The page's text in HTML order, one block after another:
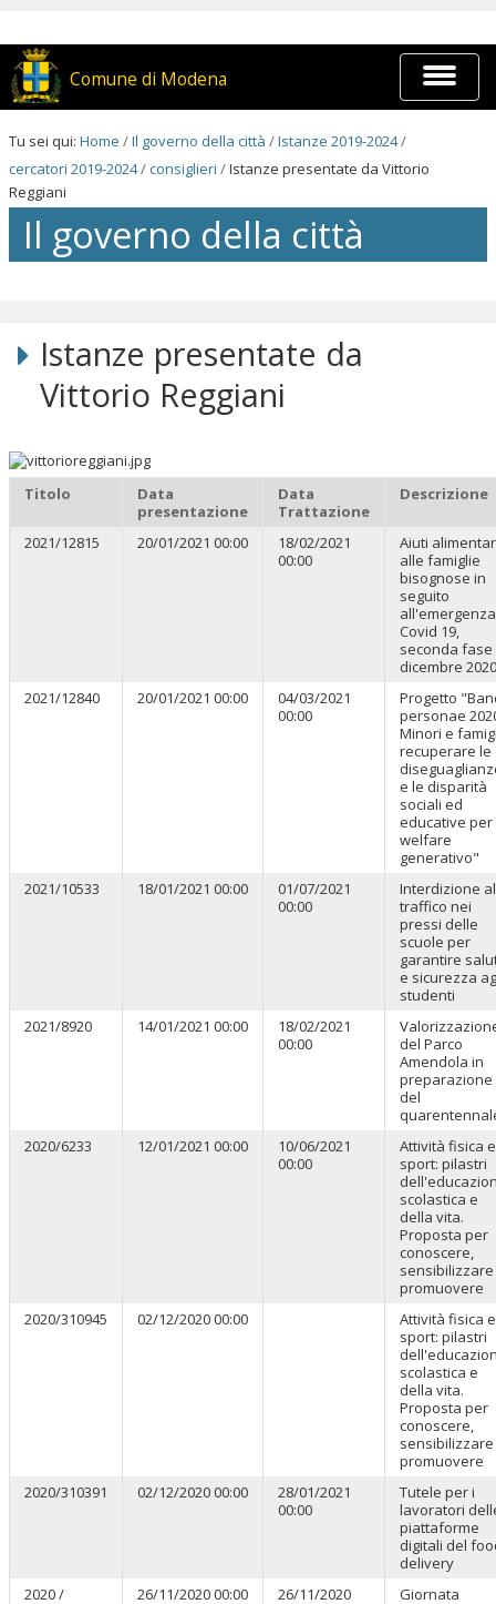
contenuti.
Salta
alla
Comune di Modena
Espandi
barra
di
Tu sei qui: Home /Il governo della città /Istanze 2019-2024/
cercatori 2019-2024/consiglieri /Istanze presentate da Vittorio
Reggiani
Il governo della città
Salta
navigazione
Istanze presentate da
Vittorio Reggiani
Titolo
Data
presentazione
Data
Trattazione
Descrizione
2021/12815 20/01/2021 00:00
18/02/2021
00:00
Aiuti
alle famiglie
bisognose in
seguito
all'emergenza
Covid 19,
seconda fase
dicembre 2020
2021/12840
20/01/2021 00:00
04/03/2021
00:00
Progetto
personae
Minori e
recuperare le
e le disparità
sociali ed
educative per
welfare
generativo"
2021/10533
18/01/2021 00:00
01/07/2021
00:00
Interdizione al
traffico nei
pressi delle
scuole per
garantire
e sicurezza
studenti
2021/8920
14/01/2021 00:00
18/02/2021
00:00
del Parco
Amendola in
preparazione
del
2020/6233
12/01/2021 00:00
10/06/2021
00:00
Attività fisica e
sport: pilastri
scolastica e
della vita.
Proposta per
conoscere,
promuovere
2020/310945
02/12/2020 00:00
Attività fisica e
sport: pilastri
scolastica e
della vita.
Proposta per
conoscere,
promuovere
2020/310391
02/12/2020 00:00
28/01/2021
00:00
Tutele per i
lavoratori
piattaforme
digitali del
delivery
2020 /
26/11/2020 00:00
26/11/2020
Giornata